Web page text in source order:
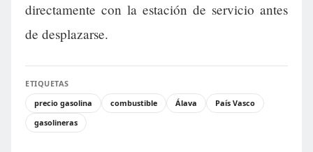
directamente con la estación de servicio antes
de desplazarse.
ETIQUETAS
precio gasolina
combustible Álava
País Vasco
gasolineras